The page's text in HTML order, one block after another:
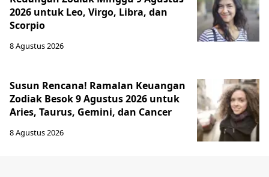
2026 untuk Leo, Virgo, Libra, dan
Scorpio
8 Agustus 2026
Susun Rencana! Ramalan Keuangan
Zodiak Besok 9 Agustus 2026 untuk
Aries, Taurus, Gemini, dan Cancer
8 Agustus 2026